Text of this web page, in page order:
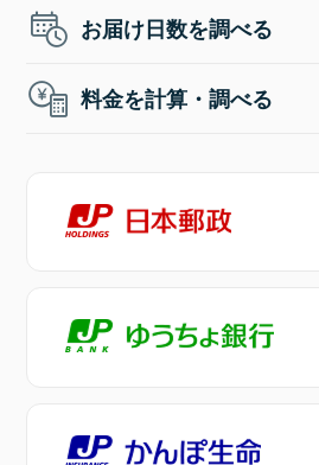
お届け日数を調べる
料金を計算・調べる